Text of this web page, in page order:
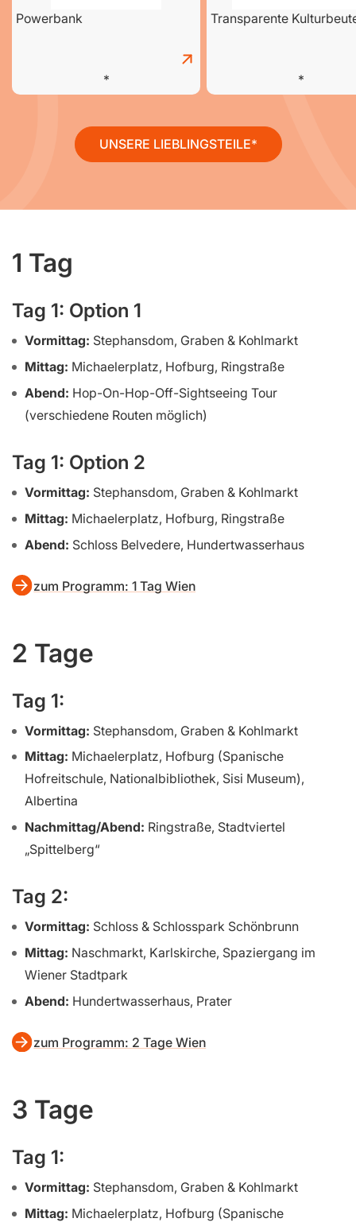
Powerbank Transparente
UNSERE LIEBLINGSTEILE
1 Tag
Tag 1: Option 1
Vormittag: Stephansdom, Graben & Kohlmarkt
Mittag: Michaelerplatz, Hofburg, Ringstraße
Abend: Hop-On-Hop-Off-Sightseeing Tour
(verschiedene Routen möglich)
Tag 1: Option 2
Vormittag: Stephansdom, Graben & Kohlmarkt
Mittag: Michaelerplatz, Hofburg, Ringstraße
Abend: Schloss Belvedere, Hundertwasserhaus
zum Programm: 1 Tag Wien
2 Tage
Tag 1:
Vormittag: Stephansdom, Graben & Kohlmarkt
Mittag: Michaelerplatz, Hofburg (Spanische
Hofreitschule, Nationalbibliothek, Sisi Museum),
Albertina
Nachmittag/Abend: Ringstraße, Stadtviertel
„Spittelberg“
Tag 2:
Vormittag: Schloss & Schlosspark Schönbrunn
Mittag: Naschmarkt, Karlskirche, Spaziergang im
Wiener Stadtpark
Abend: Hundertwasserhaus, Prater
zum Programm: 2 Tage Wien
3 Tage
Tag 1:
Vormittag: Stephansdom, Graben & Kohlmarkt
Mittag: Michaelerplatz, Hofburg (Spanische